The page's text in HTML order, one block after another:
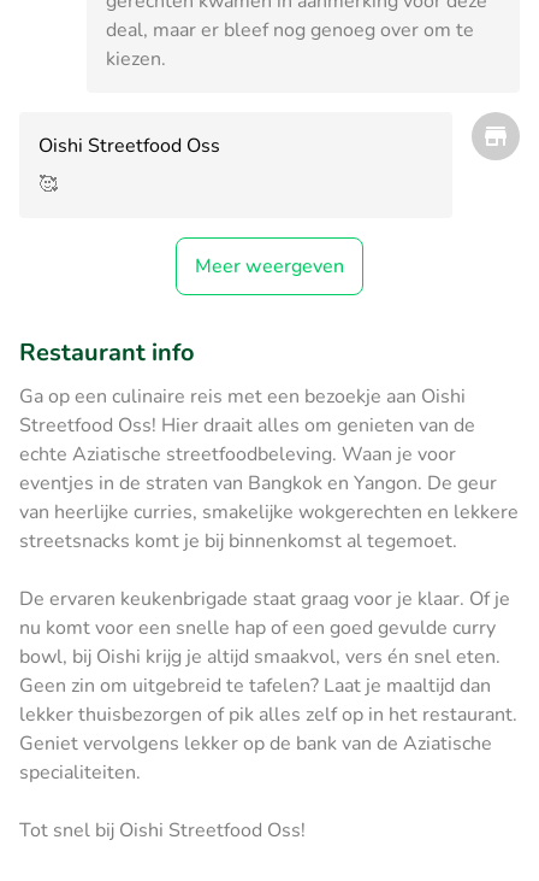
deal, maar er bleef nog genoeg over om te
kiezen.
Oishi Streetfood Oss
🥰
Meer weergeven
Restaurant info
Ga op een culinaire reis met een bezoekje aan Oishi
Streetfood Oss! Hier draait alles om genieten van de
echte Aziatische streetfoodbeleving. Waan je voor
eventjes in de straten van Bangkok en Yangon. De geur
van heerlijke curries, smakelijke wokgerechten en lekkere
streetsnacks komt je bij binnenkomst al tegemoet.
De ervaren keukenbrigade staat graag voor je klaar. Of je
nu komt voor een snelle hap of een goed gevulde curry
bowl, bij Oishi krijg je altijd smaakvol, vers én snel eten.
Geen zin om uitgebreid te tafelen? Laat je maaltijd dan
lekker thuisbezorgen of pik alles zelf op in het restaurant.
Geniet vervolgens lekker op de bank van de Aziatische
specialiteiten.
Tot snel bij Oishi Streetfood Oss!